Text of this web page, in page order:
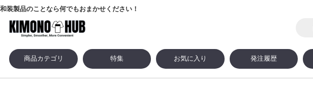
和装製品のことなら何でもおまかせください！
商品カテゴリ 特集 お気に入り 発注履歴